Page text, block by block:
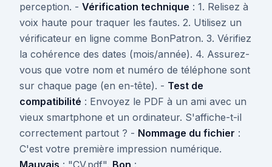
perception. - Vérification technique : 1. Relisez à
voix haute pour traquer les fautes. 2. Utilisez un
vérificateur en ligne comme BonPatron. 3. Vérifiez
la cohérence des dates (mois/année). 4. Assurez-
vous que votre nom et numéro de téléphone sont
sur chaque page (en en-tête). - Test de
compatibilité : Envoyez le PDF à un ami avec un
vieux smartphone et un ordinateur. S'affiche-t-il
correctement partout ? - Nommage du fichier :
C'est votre première impression numérique.
Mauvais : "CV.pdf". Bon :